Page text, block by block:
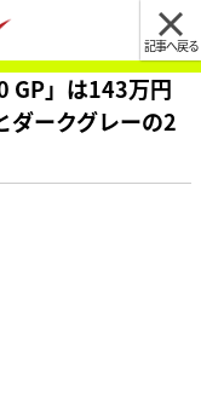
記事へ戻る
GP」は143万円
ダークグレーの2